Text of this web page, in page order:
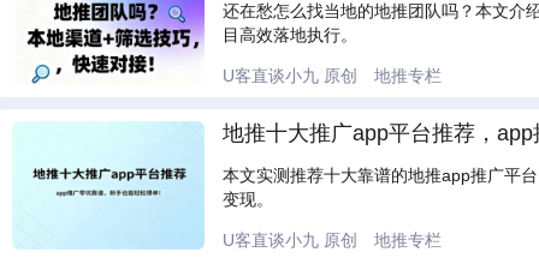
还在愁怎么找当地的地推团队吗？本文介
目高效落地执行。
U客直谈小九 原创 地推专栏
地推十大推广app平台推荐，
本文实测推荐十大靠谱的地推app推广平
变现。
U客直谈小九 原创 地推专栏